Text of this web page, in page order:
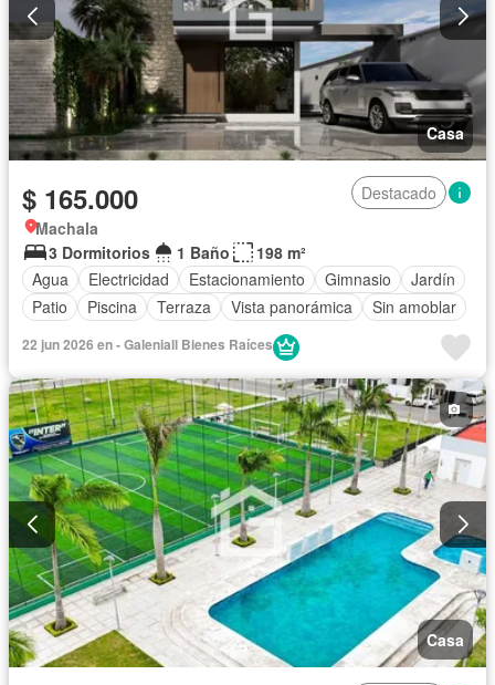
Casa
$ 165.000
Destacado
Machala
3 Dormitorios
1 Baño
198 m²
Agua
Electricidad Estacionamiento Gimnasio
Jardín
Patio
Piscina Terraza Vista panorámica Sin amoblar
22 jun 2026 en - Galeniall Bienes Raíces
Casa